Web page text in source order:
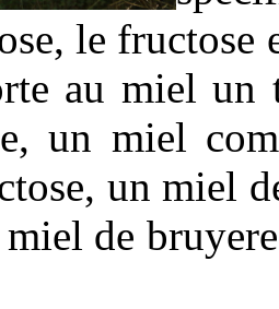
le fructose
au miel
un miel
un miel
de